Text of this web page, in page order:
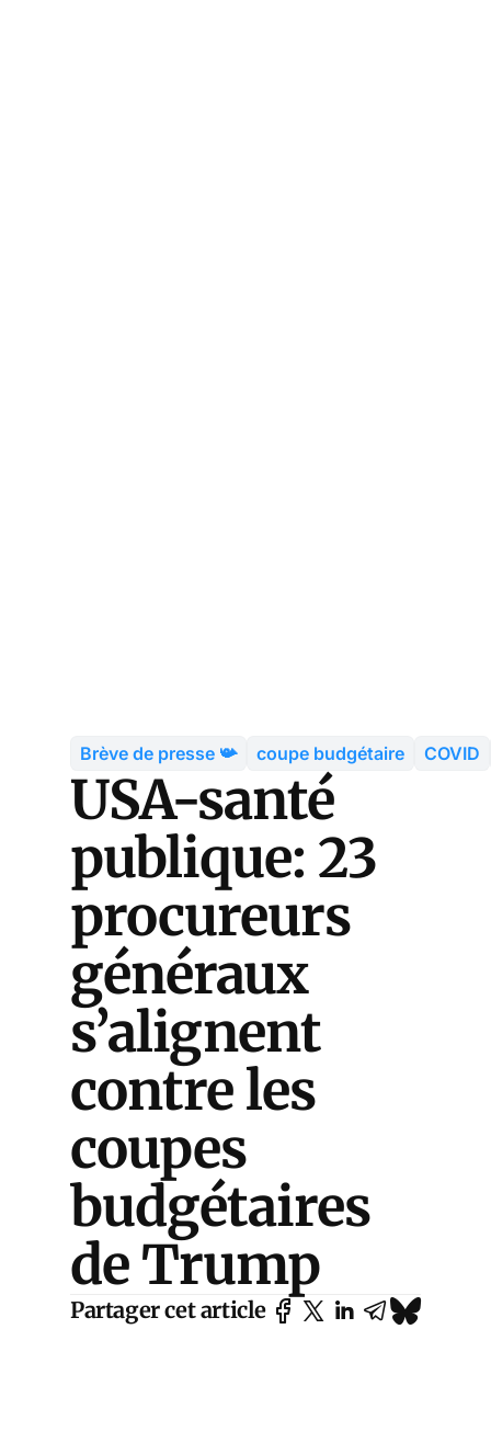
Brève de presse 📯 coupe budgétaire COVID
USA-santé
publique: 23
procureurs
généraux
s’alignent
contre les
coupes
budgétaires
de Trump
Partager cet article